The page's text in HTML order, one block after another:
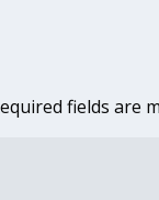
fields are